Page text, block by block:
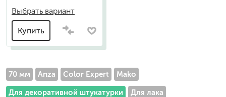
Выбрать вариант
Купить
70 мм Anza Color Expert Mako
Для декоративной штукатурки Для лака